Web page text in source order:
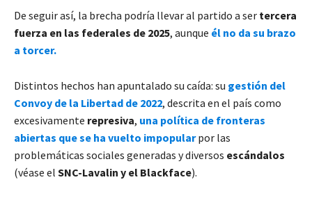
De seguir así, la brecha podría llevar al partido a ser tercera
fuerza en las federales de 2025, aunque él no da su brazo
a torcer.
Distintos hechos han apuntalado su caída: su gestión del
Convoy de la Libertad de 2022, descrita en el país como
excesivamente represiva, una política de fronteras
abiertas que se ha vuelto impopularpor las
problemáticas sociales generadas y diversos escándalos
(véase el SNC-Lavalin y el Blackface).